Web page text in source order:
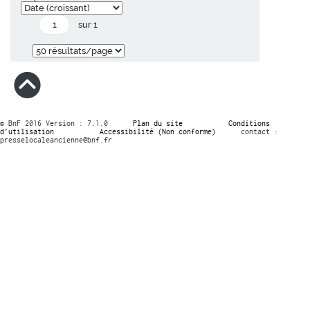
sur 1
© BnF 2016 Version : 7.1.0 Plan du site
Conditions
d’utilisation
Accessibilité (Non conforme)
contact :
presselocaleancienne@bnf.fr